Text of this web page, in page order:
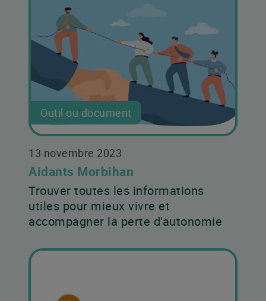
Outil ou document
13 novembre 2023
Aidants Morbihan
Trouver toutes les informations
utiles pour mieux vivre et
accompagner la perte d'autonomie